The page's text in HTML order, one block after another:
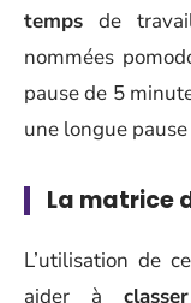
temps de
nommées
pause de 5
une longue
La matrice
L’utilisation de
aider à